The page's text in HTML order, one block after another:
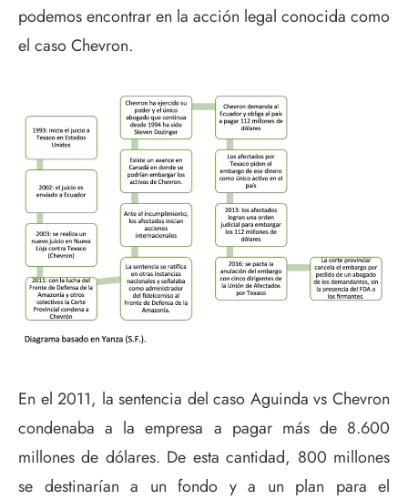
podemos encontrar en la acción legal conocida como
el caso Chevron.
En el 2011, la sentencia del caso Aguinda vs Chevron
condenaba a la empresa a pagar más de 8.600
millones de dólares. De esta cantidad, 800 millones
se destinarían a un fondo y a un plan para el